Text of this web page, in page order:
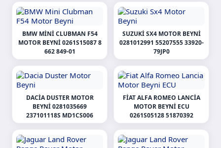
BMW MINI CLUBMAN F54
MOTOR BEYNI 0261S15087 8
662 849-01
SUZUKI SX4 MOTOR BEYNI
0281012991 55207555 33920-
79JP0
DACIA DUSTER MOTOR
BEYNI 0281035669
237101118S MD1CS006
FIAT ALFA ROMEO LANCIA
MOTOR BEYNI ECU
0261S05128 51870392